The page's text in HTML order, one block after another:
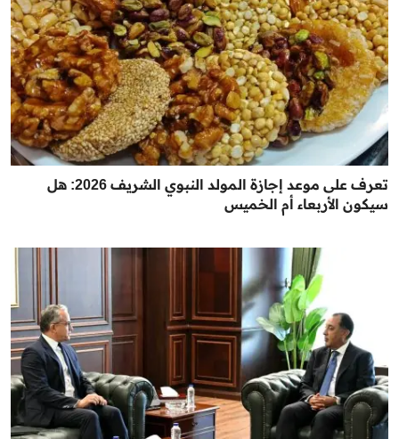
تعرف على موعد إجازة المولد النبوي الشريف 2026: هل
سيكون الأربعاء أم الخميس